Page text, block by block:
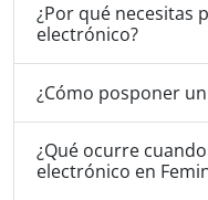
¿Por qué necesitas
electrónico?
¿Cómo posponer
¿Qué ocurre
electrónico en